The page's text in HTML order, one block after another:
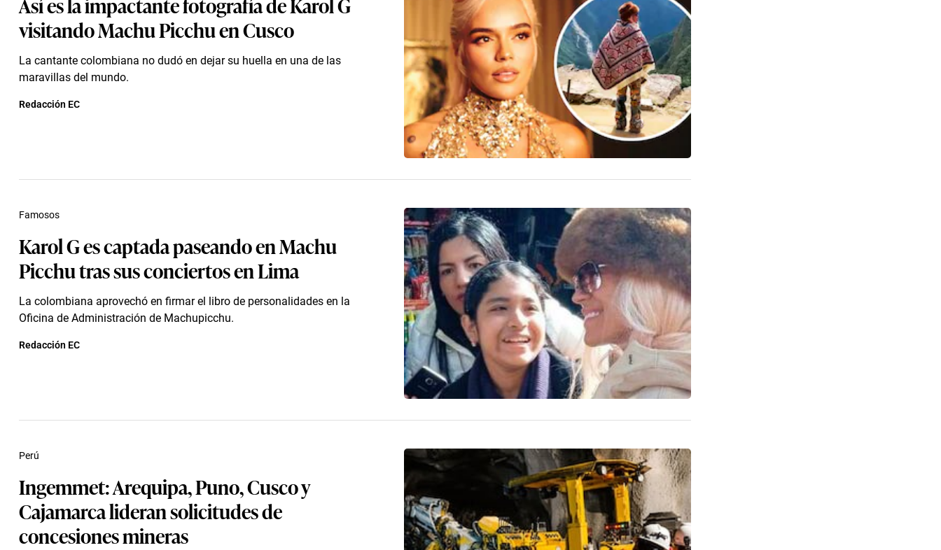
visitando Machu Picchu en Cusco
La cantante colombiana no dudó en dejar su huella en una de las
maravillas del mundo.
Redacción EC
Karol G es captada paseando en Machu
Picchu tras sus conciertos en Lima
La colombiana aprovechó en firmar el libro de personalidades en la
Oficina de Administración de Machupicchu.
Famosos
Redacción EC
Ingemmet: Arequipa, Puno, Cusco y
Cajamarca lideran solicitudes de
concesiones mineras
Perú